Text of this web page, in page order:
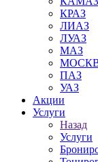
КРАЗ
ЛИАЗ
ЛУАЗ
МАЗ
ПАЗ
УАЗ
Акции
Услуги
Назад
Услуги